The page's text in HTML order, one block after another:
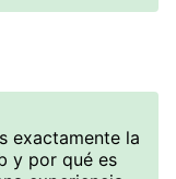
exactamente la
y por qué es